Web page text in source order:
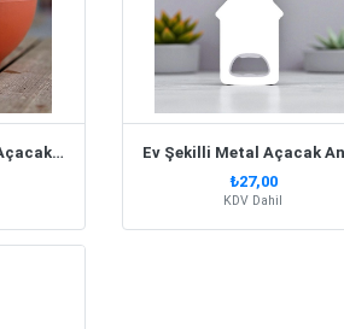
Damla Şekilli Metal Açacak Anahtarlık
₺27,00
KDV Dahil